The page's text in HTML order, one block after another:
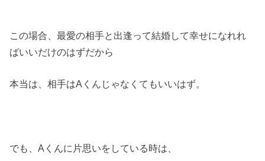
この場合、最愛の相手と出逢って結婚して幸せになれれ
ばいいだけのはずだから
本当は、相手はAくんじゃなくてもいいはず。
でも、Aくんに片思いをしている時は、